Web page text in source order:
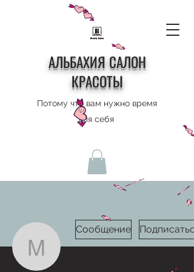
АЛЬБАХИЯ САЛОН
КРАСОТЫ
Потому что вам нужно время
для себя
mason21417
Сообщение Подписаться